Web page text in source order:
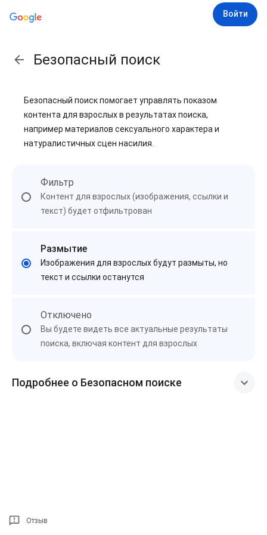
Войти
Безопасный поиск
Безопасный поиск помогает управлять показом
контента для взрослых в результатах поиска,
например материалов сексуального характера и
натуралистичных сцен насилия.
Фильтр
Контент для взрослых (изображения, ссылки и
текст) будет отфильтрован
Размытие
Изображения для взрослых будут размыты, но
текст и ссылки останутся
Отключено
Вы будете видеть все актуальные результаты
поиска, включая контент для взрослых
Подробнее о Безопасном поиске
Отзыв